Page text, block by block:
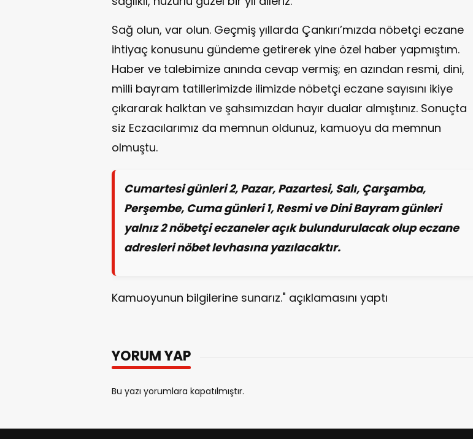
Sağ olun, var olun. Geçmiş yıllarda Çankırı’mızda nöbetçi eczane
ihtiyaç konusunu gündeme getirerek yine özel haber yapmıştım.
Haber ve talebimize anında cevap vermiş; en azından resmi, dini,
milli bayram tatillerimizde ilimizde nöbetçi eczane sayısını ikiye
çıkararak halktan ve şahsımızdan hayır dualar almıştınız. Sonuçta
siz Eczacılarımız da memnun oldunuz, kamuoyu da memnun
olmuştu.
Cumartesi günleri 2, Pazar, Pazartesi, Salı, Çarşamba,
Perşembe, Cuma günleri 1, Resmi ve Dini Bayram günleri
yalnız 2 nöbetçi eczaneler açık bulundurulacak olup eczane
adresleri nöbet levhasına yazılacaktır.
Kamuoyunun bilgilerine sunarız." açıklamasını yaptı
YORUM YAP
Bu yazı yorumlara kapatılmıştır.